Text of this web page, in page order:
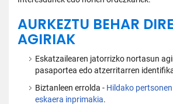
AURKEZTU BEHAR
AGIRIAK
Eskatzailearen jatorrizko nortasun
pasaportea edo atzerritarren
Biztanleen errolda - Hildako
eskaera inprimakia.